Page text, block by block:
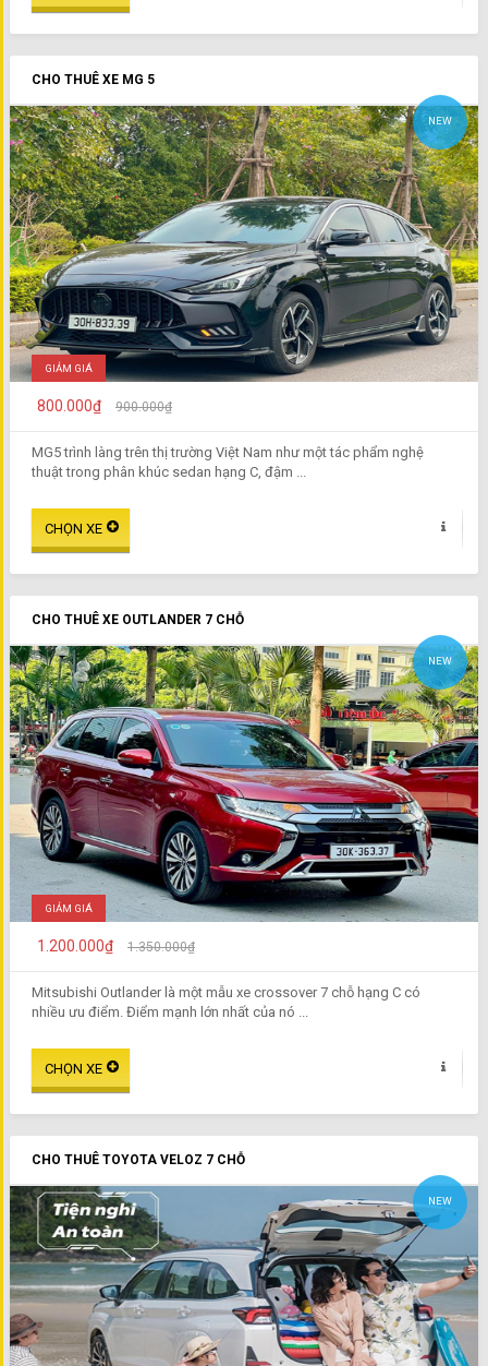
CHO THUÊ XE MG 5
NEW
GIẢM GIÁ
800.000₫ 900.000₫
MG5 trình làng trên thị trường Việt Nam như một tác phẩm nghệ
thuật trong phân khúc sedan hạng C, đậm ...
CHO THUÊ XE OUTLANDER 7 CHỖ
NEW
GIẢM GIÁ
1.200.000₫ 1.350.000₫
Mitsubishi Outlander là một mẫu xe crossover 7 chỗ hạng C có
nhiều ưu điểm. Điểm mạnh lớn nhất của nó ...
CHO THUÊ TOYOTA VELOZ 7 CHỖ
NEW